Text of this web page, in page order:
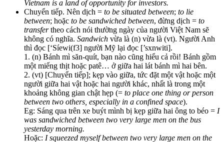
Vietnam is a land of opportunity for investors.
Chuyển tiếp. Nên dịch = to be situated between; to lie
between; hoặc to be sandwiched between, đừng dịch = to
transfertheo cách nói thường ngày của người Việt Nam sẽ
không có nghĩa. Sandwich vừa là (n) vừa là (vt). Người Anh
thì đọc [‘Síewi(f3] người Mỹ lại đọc [’sxnwiti].
1. (n) Bánh mì săn-quít, bạn nào cũng hiểu cả rồi! Bánh gồm
một miếng thịt hoặc patê… ở giữa hai lát bánh mì hai bên.
2. (vt) [Chuyển tiếp]; kẹp vào giữa, tức đặt một vật hoặc một
người giữa hai vật hoặc hai người khác, nhất là trong một
khoảng không gian chật hẹp (= to place one thing or person
between two others, especially in a confined space).
Eg: Sáng qua trên xe buýt mình bị kẹp giữa hai ông to béo = I
was sandwiched between two very large men on the bus
yesterday morning.
Hoặc: I squeezed myself between two very large men on the